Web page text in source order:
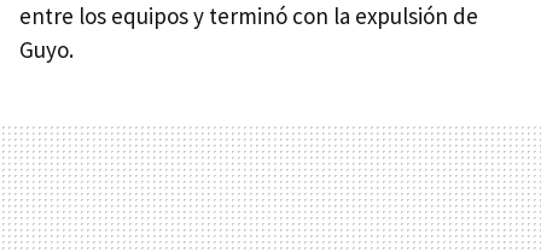
entre los equipos y terminó con la expulsión de
Guyo.